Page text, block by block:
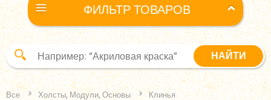
ФИЛЬТР ТОВАРОВ
Все Холсты, Модули, Основы Клинья